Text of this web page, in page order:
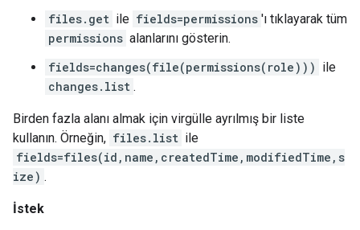
files.get ile fields=permissions 'ı tıklayarak tüm
permissions alanlarını gösterin.
fields=changes(file(permissions(role))) ile
changes.list .
Birden fazla alanı almak için virgülle ayrılmış bir liste
kullanın. Örneğin, files.list ile
fields=files(id,name,createdTime,modifiedTime,s
ize) .
İstek